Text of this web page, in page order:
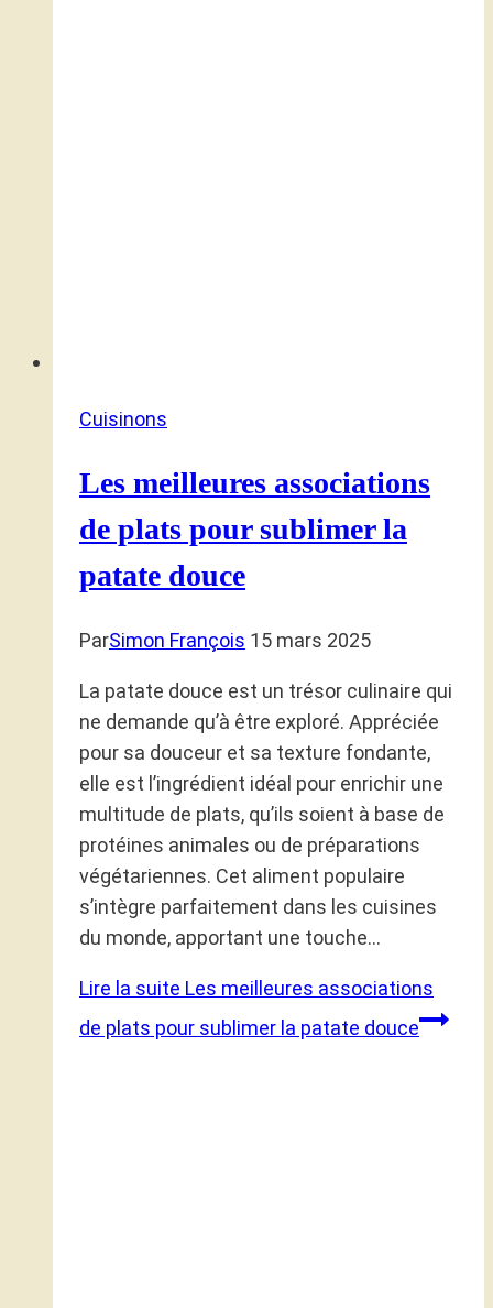
Cuisinons
Les meilleures associations
de plats pour sublimer la
patate douce
ParSimon François 15 mars 2025
La patate douce est un trésor culinaire qui
ne demande qu’à être exploré. Appréciée
pour sa douceur et sa texture fondante,
elle est l’ingrédient idéal pour enrichir une
multitude de plats, qu’ils soient à base de
protéines animales ou de préparations
végétariennes. Cet aliment populaire
s’intègre parfaitement dans les cuisines
du monde, apportant une touche…
Lire la suite Les meilleures associations
de plats pour sublimer la patate douce